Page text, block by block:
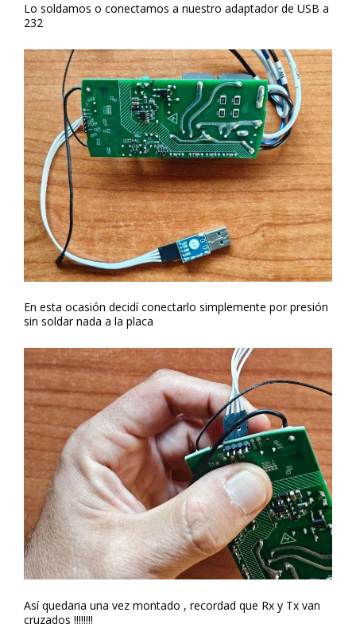
Lo soldamos o conectamos a nuestro adaptador de USB a
232
En esta ocasión decidí conectarlo simplemente por presión
sin soldar nada a la placa
Así quedaria una vez montado , recordad que Rx y Tx van
cruzados !!!!!!!!